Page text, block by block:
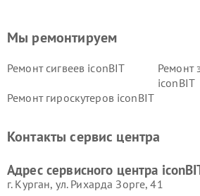
Мы ремонтируем
Ремонт сигвеев iconBIT
Ремонт
iconBIT
Ремонт гироскутеров iconBIT
Контакты сервис центра
Адрес сервисного центра
г. Курган, ул. Рихарда Зорге, 41